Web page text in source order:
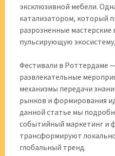
эксклюзивной мебели.
катализатором, который
разрозненные мастерские
пульсирующую
Фестивали в Роттердаме
развлекательные
механизмы передачи
рынков и формирования
данной статье мы
событийный маркетинг и
трансформируют
глобальный тренд.